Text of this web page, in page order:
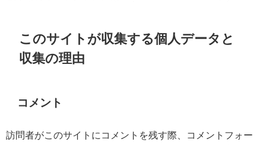
このサイトが収集する個人データと
収集の理由
コメント
訪問者がこのサイトにコメントを残す際、コメントフォー